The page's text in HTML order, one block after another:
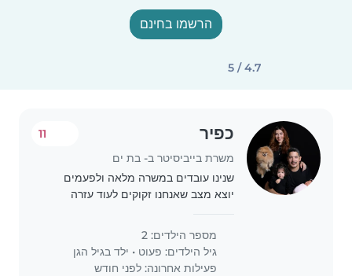
הרשמו בחינם
4.7 / 5
כפיר
משרת בייביסיטר ב- בת ים
11
שנינו עובדים במשרה מלאה ולפעמים
יוצא מצב שאנחנו זקוקים לעוד עזרה
אנחנו מסתדרים אך לפעמים יש התקלות
שצריך את העזרה של מטפלת /
בייביסיטרית הבנות..
מספר הילדים: 2
גיל הילדים: פעוט • ילד בגיל הגן
פעילות אחרונה: לפני חודש